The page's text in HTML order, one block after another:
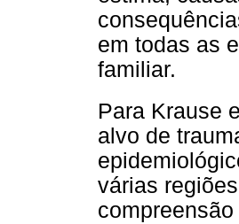
em todas as
familiar.
Para Krause
alvo de
várias